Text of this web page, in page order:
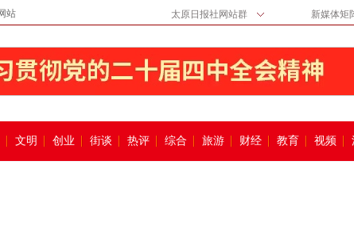
站 太原日报社网站群 新媒体矩
文明 创业 街谈 热评 综合 旅游 财经 教育 视频